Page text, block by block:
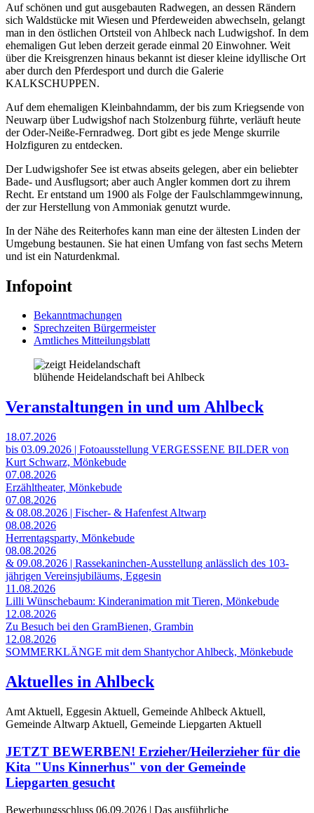
Auf schönen und gut ausgebauten Radwegen, an dessen Rändern
sich Waldstücke mit Wiesen und Pferdeweiden abwechseln, gelangt
man in den östlichen Ortsteil von Ahlbeck nach Ludwigshof. In dem
ehemaligen Gut leben derzeit gerade einmal 20 Einwohner. Weit
über die Kreisgrenzen hinaus bekannt ist dieser kleine idyllische Ort
aber durch den Pferdesport und durch die Galerie
KALKSCHUPPEN.
Auf dem ehemaligen Kleinbahndamm, der bis zum Kriegsende von
Neuwarp über Ludwigshof nach Stolzenburg führte, verläuft heute
der Oder-Neiße-Fernradweg. Dort gibt es jede Menge skurrile
Holzfiguren zu entdecken.
Der Ludwigshofer See ist etwas abseits gelegen, aber ein beliebter
Bade- und Ausflugsort; aber auch Angler kommen dort zu ihrem
Recht. Er entstand um 1900 als Folge der Faulschlammgewinnung,
der zur Herstellung von Ammoniak genutzt wurde.
In der Nähe des Reiterhofes kann man eine der ältesten Linden der
Umgebung bestaunen. Sie hat einen Umfang von fast sechs Metern
und ist ein Naturdenkmal.
Infopoint
Bekanntmachungen
Sprechzeiten Bürgermeister
Amtliches Mitteilungsblatt
blühende Heidelandschaft bei Ahlbeck
Veranstaltungen in und um Ahlbeck
18.07.2026
bis 03.09.2026 | Fotoausstellung VERGESSENE BILDER von
Kurt Schwarz, Mönkebude
07.08.2026
Erzähltheater, Mönkebude
07.08.2026
& 08.08.2026 | Fischer- & Hafenfest Altwarp
08.08.2026
Herrentagsparty, Mönkebude
08.08.2026
& 09.08.2026 | Rassekaninchen-Ausstellung anlässlich des 103-
jährigen Vereinsjubiläums, Eggesin
11.08.2026
Lilli Wünschebaum: Kinderanimation mit Tieren, Mönkebude
12.08.2026
Zu Besuch bei den GramBienen, Grambin
12.08.2026
SOMMERKLÄNGE mit dem Shantychor Ahlbeck, Mönkebude
Aktuelles in Ahlbeck
Amt Aktuell, Eggesin Aktuell, Gemeinde Ahlbeck Aktuell,
Gemeinde Altwarp Aktuell, Gemeinde Liepgarten Aktuell
JETZT BEWERBEN! Erzieher/Heilerzieher für die
Kita "Uns Kinnerhus" von der Gemeinde
Liepgarten gesucht
Bewerbungsschluss 06.09.2026 | Das ausführliche